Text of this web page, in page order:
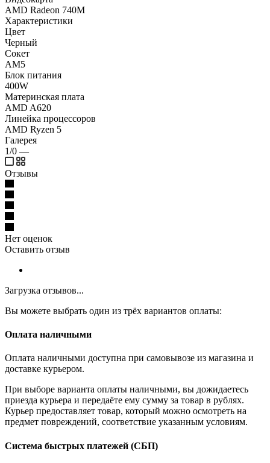
AMD Radeon 740M
Характеристики
Цвет
Черный
Сокет
AM5
Блок питания
400W
Материнская плата
AMD A620
Линейка процессоров
AMD Ryzen 5
Галерея
1/0 —
Отзывы
Нет оценок
Оставить отзыв
Загрузка отзывов...
Вы можете выбрать один из трёх вариантов оплаты:
Оплата наличными
Оплата наличными доступна при самовывозе из магазина и
доставке курьером.
При выборе варианта оплаты наличными, вы дожидаетесь
приезда курьера и передаёте ему сумму за товар в рублях.
Курьер предоставляет товар, который можно осмотреть на
предмет повреждений, соответствие указанным условиям.
Система быстрых платежей (СБП)